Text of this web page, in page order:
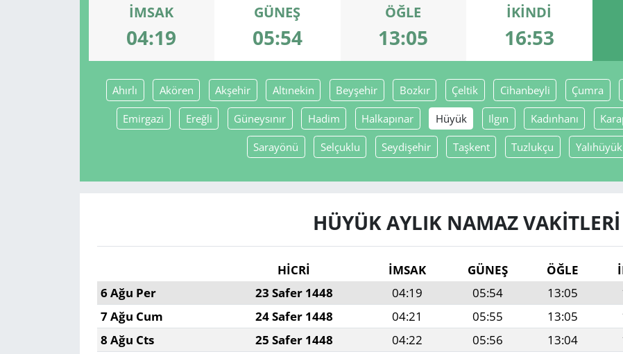
İMSAK
04:19
GÜNEŞ
05:54
ÖĞLE
13:05
İKINDI
16:53
Ahırlı Akören Akşehir Altınekin Beyşehir Bozkır Çeltik Cihanbeyli Çumra
Emirgazi Ereğli Güneysınır Hadim Halkapınar Hüyük Ilgın Kadınhanı
Sarayönü Selçuklu Seydişehir Taşkent Tuzlukçu Yalıhüyük
HÜYÜK AYLIK NAMAZ VAKITLERI
HİCRİ İMSAK GÜNEŞ ÖĞLE
6 Ağu Per
23 Safer 1448 04:19 05:54 13:05
7 Ağu Cum
24 Safer 1448 04:21 05:55 13:05
8 Ağu Cts
25 Safer 1448 04:22 05:56 13:04
HABERDE İNSAN
KÜLTÜR SANAT